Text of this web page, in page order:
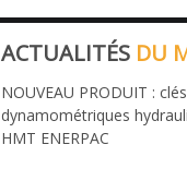
ACTUALITÉS DU
NOUVEAU PRODUIT : clés
dynamométriques
HMT ENERPAC